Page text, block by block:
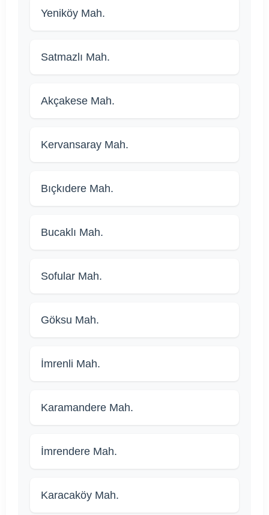
Yeniköy Mah.
Satmazlı Mah.
Akçakese Mah.
Kervansaray Mah.
Bıçkıdere Mah.
Bucaklı Mah.
Sofular Mah.
Göksu Mah.
İmrenli Mah.
Karamandere Mah.
İmrendere Mah.
Karacaköy Mah.